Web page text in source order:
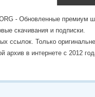
- Обновленные премиум
скачивания и подписки.
ссылок. Только
архив в интернете с 2012